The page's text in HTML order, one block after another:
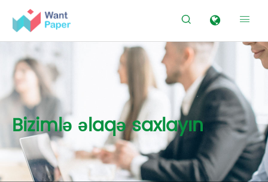
 
Bizimlə əlaqə saxlayın